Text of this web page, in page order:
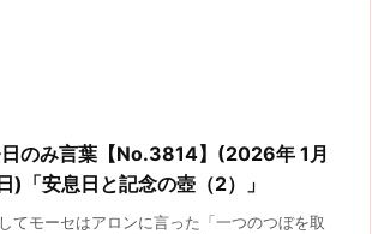
のみ言葉【No.3814】(2026年 1月
)「安息日と記念の壺（2）」
てモーセはアロンに言った「一つのつぼを取